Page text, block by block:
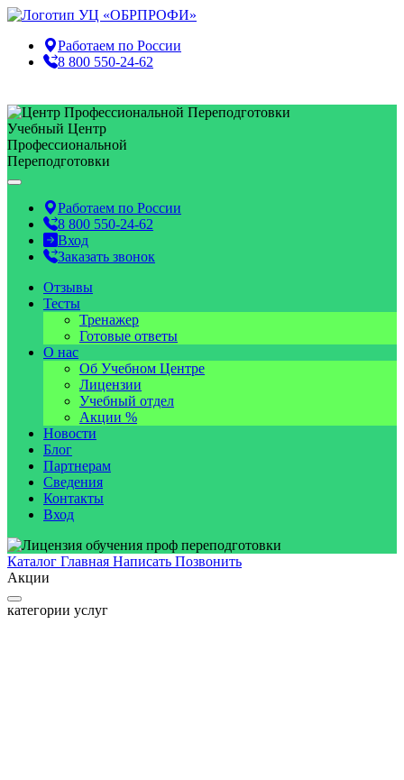
Работаем по России
8 800 550-24-62
Учебный Центр
Профессиональной
Переподготовки
Работаем по России
8 800 550-24-62
Вход
Заказать звонок
Отзывы
Тесты
Тренажер
Готовые ответы
О нас
Об Учебном Центре
Лицензии
Учебный отдел
Акции %
Новости
Блог
Партнерам
Сведения
Контакты
Вход
Каталог Главная Написать Позвонить
Акции
категории услуг